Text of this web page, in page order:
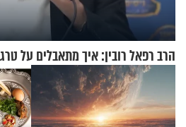
הרב רפאל רובין: איך מתאבלים על